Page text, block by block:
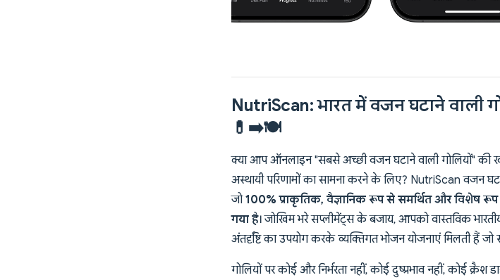
NutriScan: भारत में वजन घटाने वाली
💊➡️🍽️
क्या आप ऑनलाइन "सबसे अच्छी वजन घटाने वाली गोलियों" की
अस्थायी परिणामों का सामना करने के लिए? NutriScan वजन
जो100% प्राकृतिक, वैज्ञानिक रूप से समर्थित और विशेष
गया है। जोखिम भरे सप्लीमेंट्स के बजाय, आपको वास्तविक
अंतर्दृष्टि का उपयोग करके व्यक्तिगत भोजन योजनाएं मिलती हैं जो
गोलियों पर कोई और निर्भरता नहीं, कोई दुष्प्रभाव नहीं, कोई क्रैश